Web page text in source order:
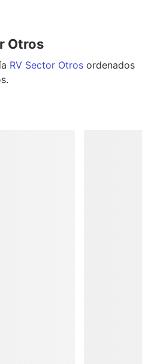
Otros
RV Sector Otros ordenados